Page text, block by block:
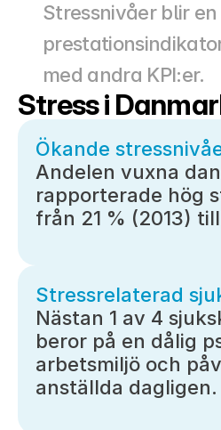
Stressnivåer blir
med andra KPI:er.
Stress i
Ökande
Andelen vuxna
rapporterade hög
från 21 % (2013)
Stressrelaterad
Nästan 1 av 4
beror på en dålig
arbetsmiljö och
anställda dagligen.